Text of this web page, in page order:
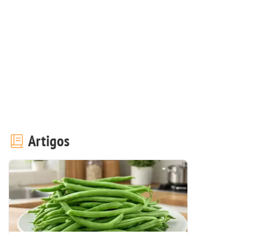
Artigos